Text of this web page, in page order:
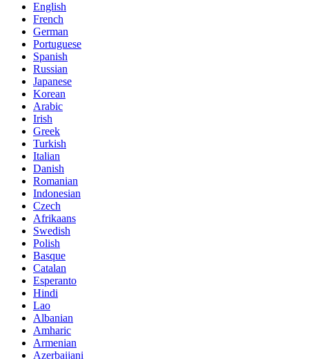
English
French
German
Portuguese
Spanish
Russian
Japanese
Korean
Arabic
Irish
Greek
Turkish
Italian
Danish
Romanian
Indonesian
Czech
Afrikaans
Swedish
Polish
Basque
Catalan
Esperanto
Hindi
Lao
Albanian
Amharic
Armenian
Azerbaijani